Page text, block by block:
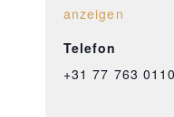
anzeigen
Telefon
+31 77 763 0110